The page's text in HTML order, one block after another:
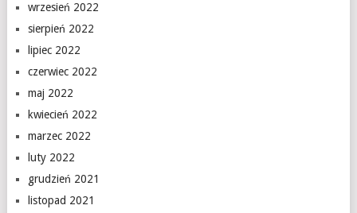
wrzesień 2022
sierpień 2022
lipiec 2022
czerwiec 2022
maj 2022
kwiecień 2022
marzec 2022
luty 2022
grudzień 2021
listopad 2021